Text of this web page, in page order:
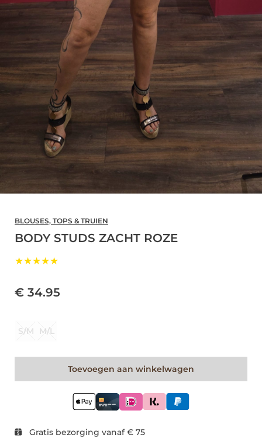
BLOUSES, TOPS & TRUIEN
BODY STUDS ZACHT ROZE
★★★★★
€ 34.95
S/M M/L
Toevoegen aan winkelwagen
Gratis bezorging vanaf € 75